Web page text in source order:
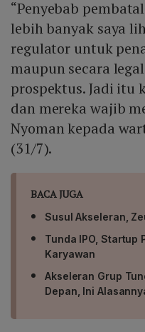
“Penyebab
lebih banyak saya
regulator untuk
maupun secara
prospektus. Jadi itu
dan mereka wajib
Nyoman kepada
(31/7).
BACA JUGA
Susul Akseleran,
Tunda IPO, Startup
Karyawan
Akseleran Grup
Depan, Ini